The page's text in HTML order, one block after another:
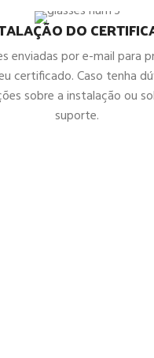
DO
enviadas por e-mail para
certificado. Caso tenha
sobre a instalação ou
suporte.